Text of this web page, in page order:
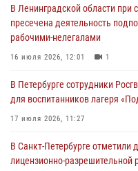
03 августа 2026, 14:15 3
Росгвардейцы приняли
03 августа 2026, 13:26
В Ленинградской области
пропавшего мальчика с
домой
В Санкт-Петербурге при
В Ленинградской области
пресечена деятельность
рабочими-нелегалами
16 июля 2026, 12:01 1
В Петербурге сотрудники
для воспитанников лагеря
17 июля 2026, 11:27
В Санкт-Петербурге отметили
лицензионно-разрешительной